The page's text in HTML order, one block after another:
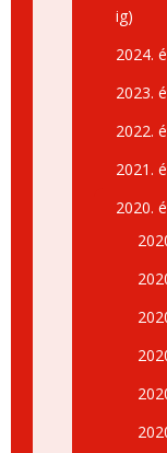
ig)
2024.
2023.
2022.
2021.
2020.